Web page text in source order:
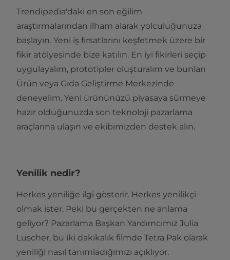
Trendipedia'daki en son eğilim
araştırmalarından ilham alarak yolculuğunuza
başlayın. Yeni iş fırsatlarını keşfetmek üzere bir
fikir atölyesinde bize katılın. En iyi fikirleri seçip
uygulayalım, prototipler oluşturalım ve bunları
Ürün veya Gıda Geliştirme Merkezinde
deneyelim. Yeni ürününüzü piyasaya sürmeye
hazır olduğunuzda son teknoloji pazarlama
araçlarına ulaşın ve ekibimizden destek alın.
Yenilik nedir?
Herkes yeniliğe ilgi gösterir. Herkes yenilikçi
olmak ister. Peki bu gerçekten ne anlama
geliyor? Pazarlama Başkan Yardımcımız Julia
Luscher, bu iki dakikalık filmde Tetra Pak olarak
yeniliği nasıl tanımladığımızı açıklıyor.